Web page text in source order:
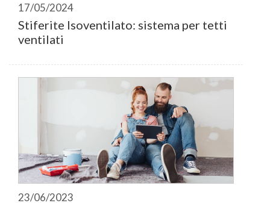
17/05/2024
Stiferite Isoventilato: sistema per tetti
ventilati
23/06/2023